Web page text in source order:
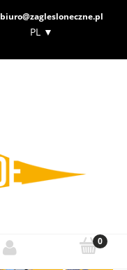
biuro@zaglesloneczne.pl
PL ▼